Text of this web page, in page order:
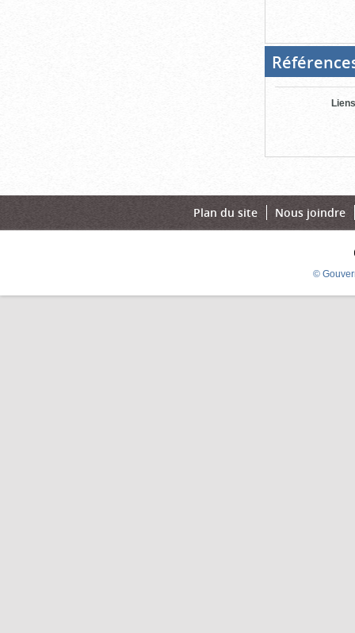
Plan du site Nous joindre
©